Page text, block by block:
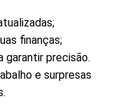
finanças;
garantir precisão.
e surpresas